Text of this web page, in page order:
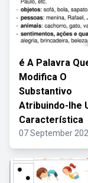
é A Palavra
Modifica O
Substantivo
Atribuindo-lhe
Característica
07 September